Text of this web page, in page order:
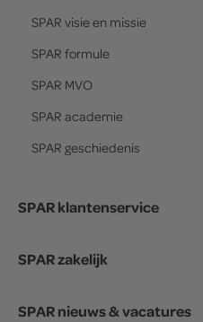
SPAR visie en missie
SPAR formule
SPAR MVO
SPAR academie
SPAR geschiedenis
SPAR klantenservice
SPAR zakelijk
SPAR nieuws & vacatures